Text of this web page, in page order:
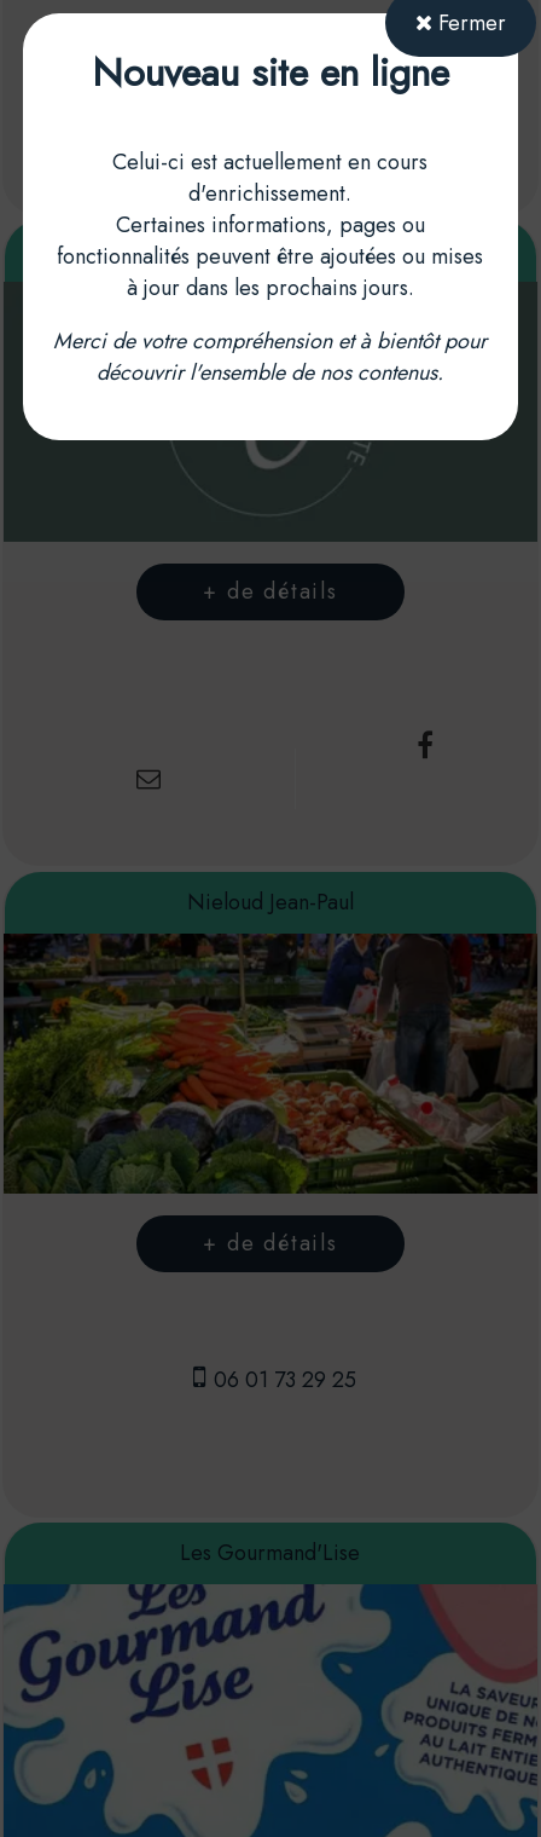
Lentille et Coquillette
Nieloud Jean-Paul
06 01 73 29 25
Les Gourmand'Lise
Fermer
Nouveau site en ligne
Celui-ci est actuellement en cours
d'enrichissement.
Certaines informations, pages ou
fonctionnalités peuvent être ajoutées ou mises
à jour dans les prochains jours.
Merci de votre compréhension et à bientôt pour
découvrir l'ensemble de nos contenus.